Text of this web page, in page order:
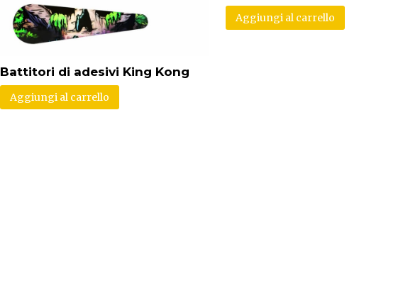
Battitori di adesivi King Kong
Aggiungi al carrello
Aggiungi al carrello